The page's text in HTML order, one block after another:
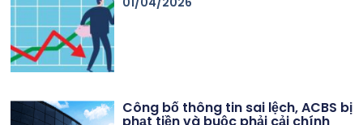
Công bố thông tin sai lệch, ACBS bị